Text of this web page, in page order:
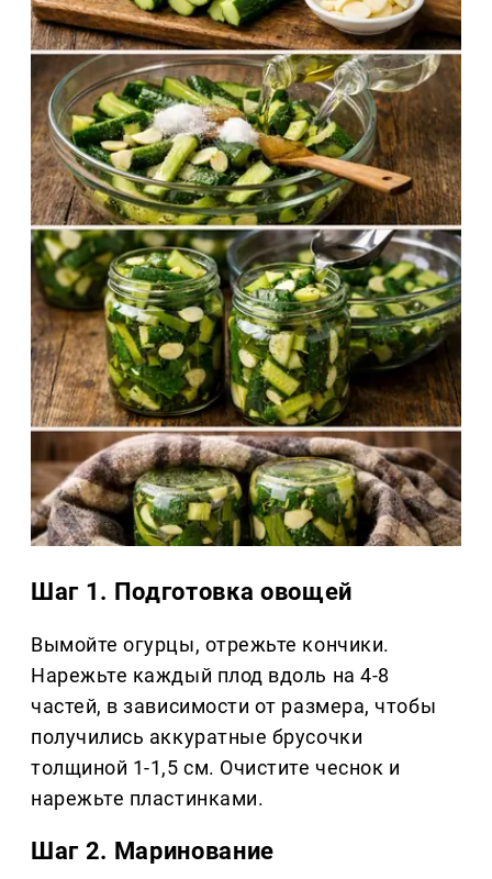
Шаг 1. Подготовка овощей
Вымойте огурцы, отрежьте кончики.
Нарежьте каждый плод вдоль на 4-8
частей, в зависимости от размера, чтобы
получились аккуратные брусочки
толщиной 1-1,5 см. Очистите чеснок и
нарежьте пластинками.
Шаг 2. Маринование